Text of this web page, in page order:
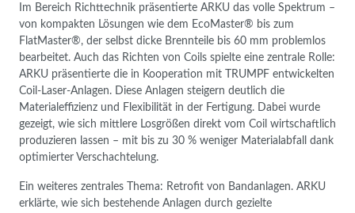
Im Bereich Richttechnik präsentierte ARKU das volle Spektrum –
von kompakten Lösungen wie dem EcoMaster® bis zum
FlatMaster®, der selbst dicke Brennteile bis 60 mm problemlos
bearbeitet. Auch das Richten von Coils spielte eine zentrale Rolle:
ARKU präsentierte die in Kooperation mit TRUMPF entwickelten
Coil-Laser-Anlagen. Diese Anlagen steigern deutlich die
Materialeffizienz und Flexibilität in der Fertigung. Dabei wurde
gezeigt, wie sich mittlere Losgrößen direkt vom Coil wirtschaftlich
produzieren lassen – mit bis zu 30 % weniger Materialabfall dank
optimierter Verschachtelung.
Ein weiteres zentrales Thema: Retrofit von Bandanlagen. ARKU
erklärte, wie sich bestehende Anlagen durch gezielte